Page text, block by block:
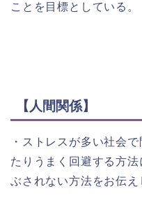
ことを目標としている。
【人間関係】
・ストレスが多い社会
たりうまく回避する方
ぶされない方法をお伝え